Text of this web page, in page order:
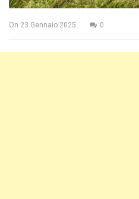
On 23 Gennaio 2025 0